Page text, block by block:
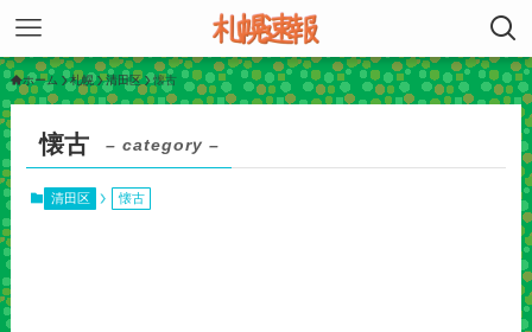
ホーム 札幌 清田区 懐古
懐古 – category –
清田区 懐古